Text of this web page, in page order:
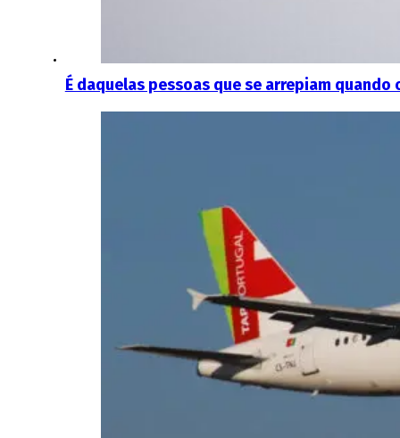
É daquelas pessoas que se arrepiam